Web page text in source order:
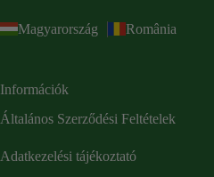
Magyarország România
Információk
Általános Szerződési Feltételek
Adatkezelési tájékoztató